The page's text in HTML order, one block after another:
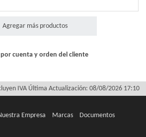
Agregar más productos
cuenta y orden del cliente
IVA Última Actualización: 08/08/2026 17:10
Empresa Marcas Documentos